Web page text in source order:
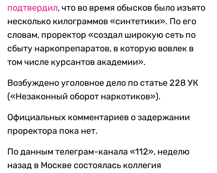
подтвердил, что во время обысков было изъято
несколько килограммов «синтетики». По его
словам, проректор «создал широкую сеть по
сбыту наркопрепаратов, в которую вовлек в
том числе курсантов академии».
Возбуждено уголовное дело по статье 228 УК
(«Незаконный оборот наркотиков»).
Официальных комментариев о задержании
проректора пока нет.
По данным телеграм-канала «112», неделю
назад в Москве состоялась коллегия